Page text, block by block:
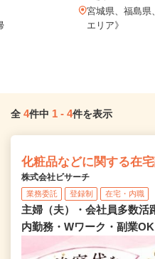
宮城県、福島
エリア》
全 4件中 1 - 4件を表示
化粧品などに関する在
株式会社ビサーチ
業務委託 登録制 在宅・内職
主婦（夫）・会社員多数活
内勤務・Wワーク・副業